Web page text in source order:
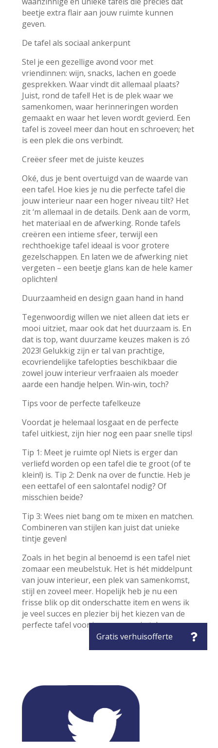
beetje extra flair aan jouw ruimte kunnen
geven.
De tafel als sociaal ankerpunt
Stel je een gezellige avond voor met
vriendinnen: wijn, snacks, lachen en goede
gesprekken. Waar vindt dit allemaal plaats?
Juist, rond de tafel! Het is de plek waar we
samenkomen, waar herinneringen worden
gemaakt en waar het leven wordt gevierd. Een
tafel is zoveel meer dan hout en schroeven; het
is een plek die ons verbindt.
Creëer sfeer met de juiste keuzes
Oké, dus je bent overtuigd van de waarde van
een tafel. Hoe kies je nu die perfecte tafel die
jouw interieur naar een hoger niveau tilt? Het
zit ‘m allemaal in de details. Denk aan de vorm,
het materiaal en de afwerking. Ronde tafels
creëren een intieme sfeer, terwijl een
rechthoekige tafel ideaal is voor grotere
gezelschappen. En laten we de afwerking niet
vergeten – een beetje glans kan de hele kamer
oplichten!
Duurzaamheid en design gaan hand in hand
Tegenwoordig willen we niet alleen dat iets er
mooi uitziet, maar ook dat het duurzaam is. En
dat is top, want duurzame keuzes maken is zó
2023! Gelukkig zijn er tal van prachtige,
ecovriendelijke tafelopties beschikbaar die
zowel jouw interieur verfraaien als moeder
aarde een handje helpen. Win-win, toch?
Tips voor de perfecte tafelkeuze
Voordat je helemaal losgaat en de perfecte
tafel uitkiest, zijn hier nog een paar snelle tips!
Tip 1: Meet je ruimte op! Niets is erger dan
verliefd worden op een tafel die te groot (of te
klein!) is. Tip 2: Denk na over de functie. Heb je
een eettafel of een salontafel nodig? Of
misschien beide?
Tip 3: Wees niet bang om te mixen en matchen.
Combineren van stijlen kan juist dat unieke
tintje geven!
Zoals in het begin al benoemd is een tafel niet
zomaar een meubelstuk. Het is hét middelpunt
van jouw interieur, een plek van samenkomst,
stijl en zoveel meer. Hopelijk heb je nu een
frisse blik op dit onderschatte item en wens ik
je veel succes en plezier bij het kiezen van de
perfecte tafel voor jouw woonruimte!